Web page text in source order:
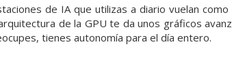
de IA que utilizas a diario vuelan como
de la GPU te da unos gráficos
tienes autonomía para el día entero.